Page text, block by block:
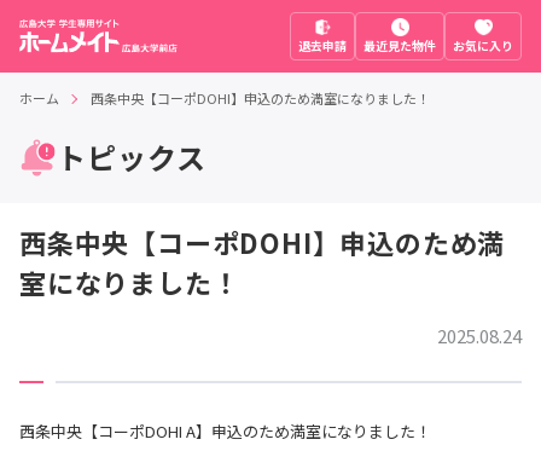
退去申請 最近見た物件 お気に入り
ホーム 西条中央【コーポDOHI】申込のため満室になりました！
トピックス
西条中央【コーポDOHI】申込のため満
室になりました！
2025.08.24
西条中央【コーポDOHI A】申込のため満室になりました！